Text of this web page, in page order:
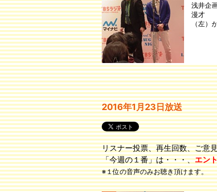
浅井企
漫才
（左
2016年1月23日放送
リスナー投票、再生回数、ご意
「今週の１番」は・・・、エン
※１位の音声のみお聴き頂けます。